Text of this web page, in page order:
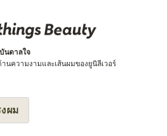
นดาลใจ
นความงามและเส้นผมของยูนิลีเวอร์
ผม